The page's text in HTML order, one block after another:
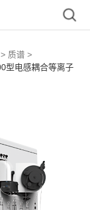
质谱 >
型电感耦合等离子